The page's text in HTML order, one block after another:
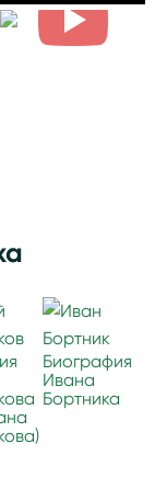
Биография
Ивана
Бортника